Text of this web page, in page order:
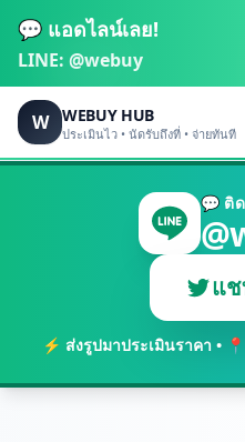
💬 แอดไลน์เลย!
LINE: @webuy
W WEBUY HUB
ประเมินไว • นัดรับถึงที่ • จ่ายทันที
💬 ติด
แช
⚡ ส่งรูปมาประเมินราคา •